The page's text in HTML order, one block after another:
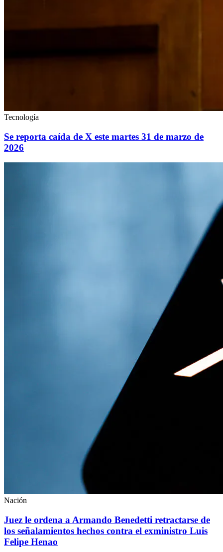
Tecnología
Se reporta caída de X este martes 31 de marzo de
2026
Nación
Juez le ordena a Armando Benedetti retractarse de
los señalamientos hechos contra el exministro Luis
Felipe Henao